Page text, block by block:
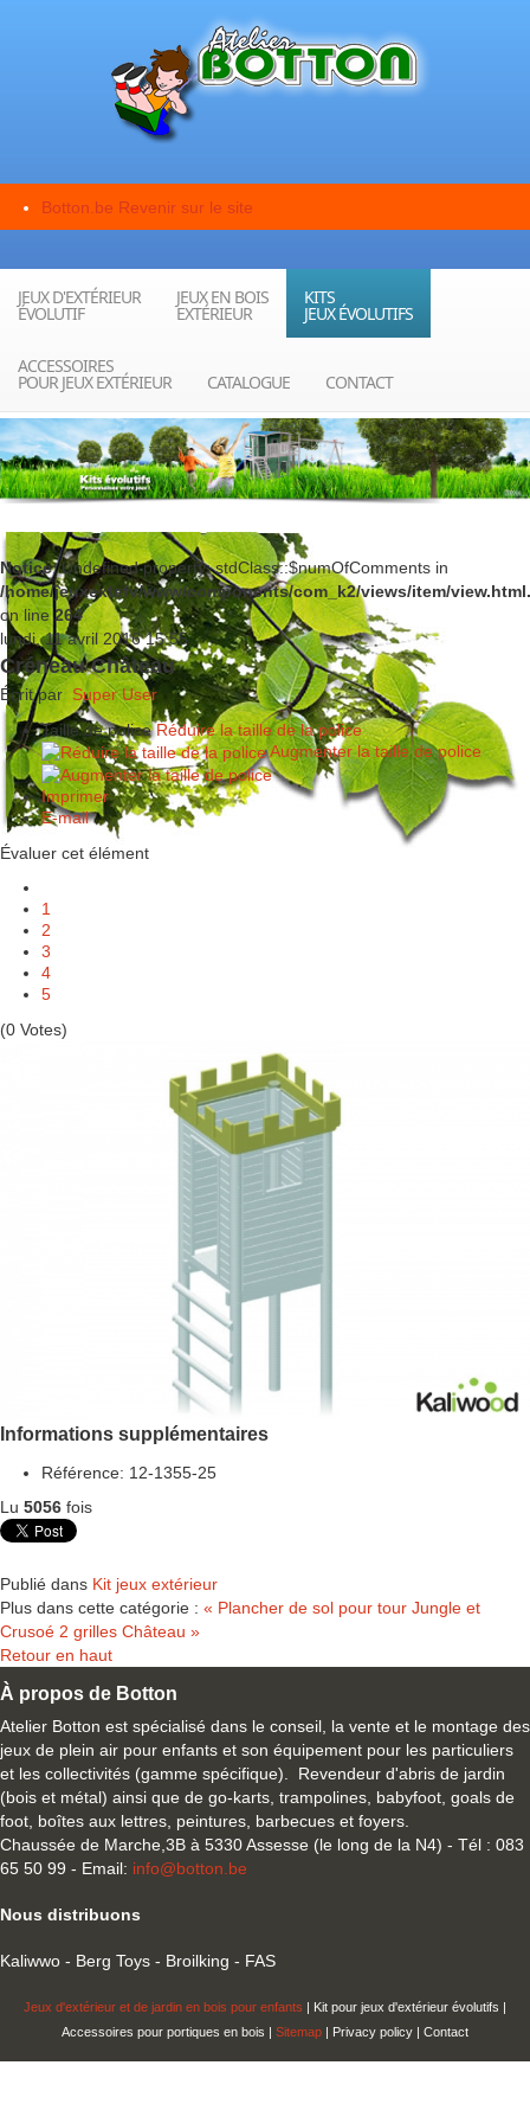
Botton.be Revenir sur le site
JEUX D'EXTÉRIEUR
ÉVOLUTIF
JEUX EN BOIS
EXTÉRIEUR
KITS
JEUX ÉVOLUTIFS
ACCESSOIRES
POUR JEUX EXTÉRIEUR CATALOGUE CONTACT
Notice: Undefined property: stdClass::$numOfComments in
/home/jeuxextefv/www/components/com_k2/views/item/
on line 264
lundi, 11 avril 2016 15:55
Créneau Château
Écrit par Super User
Taille de police Réduire la taille de la police
Augmenter la taille de police
Imprimer
E-mail
Évaluer cet élément
1
2
3
4
5
(0 Votes)
Informations supplémentaires
Référence: 12-1355-25
Lu 5056 fois
Publié dans Kit jeux extérieur
Plus dans cette catégorie : « Plancher de sol pour tour Jungle et
Crusoé 2 grilles Château »
Retour en haut
À propos de Botton
Atelier Botton est spécialisé dans le conseil, la vente et le montage des
jeux de plein air pour enfants et son équipement pour les particuliers
et les collectivités (gamme spécifique). Revendeur d'abris de jardin
(bois et métal) ainsi que de go-karts, trampolines, babyfoot, goals de
foot, boîtes aux lettres, peintures, barbecues et foyers.
Chaussée de Marche,3B à 5330 Assesse (le long de la N4) - Tél : 083
65 50 99 - Email: info@botton.be
Nous distribuons
Kaliwwo - Berg Toys - Broilking - FAS
Jeux d'extérieur et de jardin en bois pour enfants | Kit pour jeux d'extérieur évolutifs |
Accessoires pour portiques en bois | Sitemap | Privacy policy | Contact